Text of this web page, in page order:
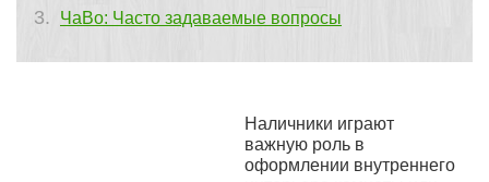
ЧаВо: Часто задаваемые вопросы
Наличники играют
важную роль в
оформлении внутреннего